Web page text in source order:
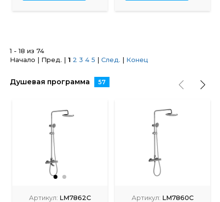
1 - 18 из 74
Начало | Пред. | 1 2 3 4 5 | След. | Конец
Душевая программа 57
Артикул: LM7862C Артикул: LM7860C